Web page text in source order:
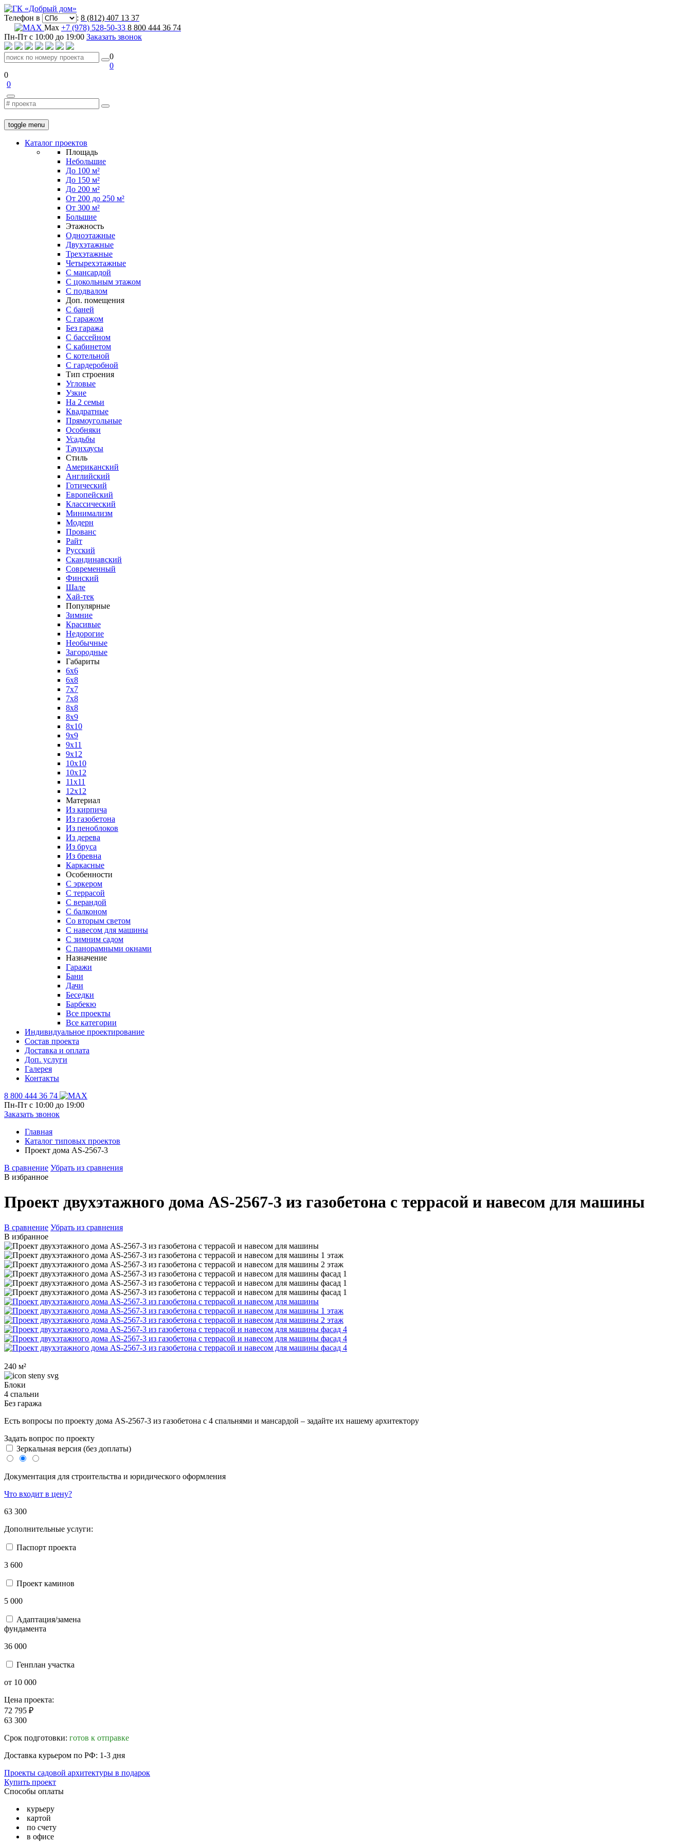
Телефон в : 8 (812) 407 13 37
Max +7 (978) 528-50-33 8 800 444 36 74
Пн-Пт с 10:00 до 19:00 Заказать звонок
0
0
0
0
toggle menu
Каталог проектов
Площадь
Небольшие
До 100 м²
До 150 м²
До 200 м²
От 200 до 250 м²
От 300 м²
Большие
Этажность
Одноэтажные
Двухэтажные
Трехэтажные
Четырехэтажные
С мансардой
С цокольным этажом
С подвалом
Доп. помещения
С баней
С гаражом
Без гаража
С бассейном
С кабинетом
С котельной
С гардеробной
Тип строения
Угловые
Узкие
На 2 семьи
Квадратные
Прямоугольные
Особняки
Усадьбы
Таунхаусы
Стиль
Американский
Английский
Готический
Европейский
Классический
Минимализм
Модерн
Прованс
Райт
Русский
Скандинавский
Современный
Финский
Шале
Хай-тек
Популярные
Зимние
Красивые
Недорогие
Необычные
Загородные
Габариты
6x6
6x8
7x7
7x8
8x8
8x9
8x10
9x9
9x11
9x12
10x10
10x12
11x11
12x12
Материал
Из кирпича
Из газобетона
Из пеноблоков
Из дерева
Из бруса
Из бревна
Каркасные
Особенности
С эркером
С террасой
С верандой
С балконом
Со вторым светом
С навесом для машины
С зимним садом
С панорамными окнами
Назначение
Гаражи
Бани
Дачи
Беседки
Барбекю
Все проекты
Все категории
Индивидуальное проектирование
Состав проекта
Доставка и оплата
Доп. услуги
Галерея
Контакты
8 800 444 36 74
Пн-Пт с 10:00 до 19:00
Заказать звонок
Главная
Каталог типовых проектов
Проект дома AS-2567-3
В сравнение Убрать из сравнения
В избранное
Проект двухэтажного дома AS-2567-3 из газобетона с террасой и навесом для машины
В сравнение Убрать из сравнения
В избранное
240 м²
Блоки
4 спальни
Без гаража
Есть вопросы по проекту дома AS-2567-3 из газобетона с 4 спальнями и мансардой – задайте их нашему архитектору
Задать вопрос по проекту
Зеркальная версия (без доплаты)
Документация для строительства и юридического оформления
Что входит в цену?
63 300
Дополнительные услуги:
Паспорт проекта
3 600
Проект каминов
5 000
Адаптация/замена
фундамента
36 000
Генплан участка
от 10 000
Цена проекта:
72 795 ₽
63 300
Срок подготовки: готов к отправке
Доставка курьером по РФ: 1-3 дня
Проекты садовой архитектуры в подарок
Купить проект
Способы оплаты
курьеру
картой
по счету
в офисе